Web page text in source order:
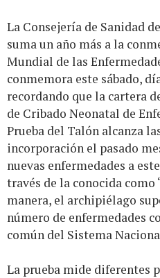
La Consejería de Sanidad
suma un año más a la
Mundial de las
conmemora este sábado,
recordando que la cartera
de Cribado Neonatal de
Prueba del Talón alcanza
incorporación el pasado
nuevas enfermedades a
través de la conocida como
manera, el archipiélago
número de enfermedades
común del Sistema
La prueba mide diferentes